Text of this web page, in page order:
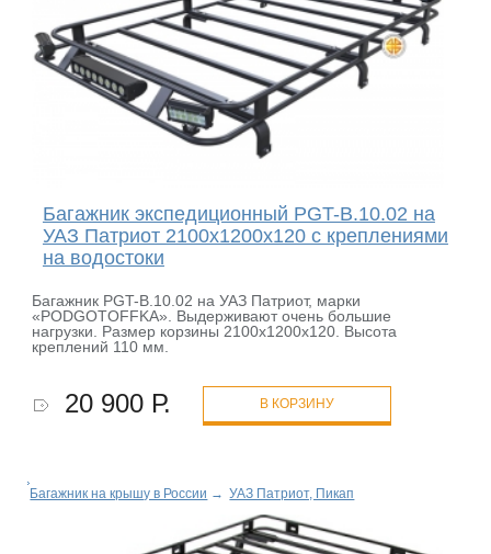
Багажник экспедиционный PGT-B.10.02 на
УАЗ Патриот 2100х1200х120 с креплениями
на водостоки
Багажник PGT-B.10.02 на УАЗ Патриот, марки
«PODGOTOFFKA». Выдерживают очень большие
нагрузки. Размер корзины 2100х1200х120. Высота
креплений 110 мм.
20 900 Р. В КОРЗИНУ
Багажник на крышу в России → УАЗ Патриот, Пикап